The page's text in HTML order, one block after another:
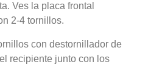
Ves la placa frontal
2-4 tornillos.
con destornillador de
recipiente junto con los